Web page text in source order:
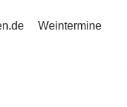
Weintermine